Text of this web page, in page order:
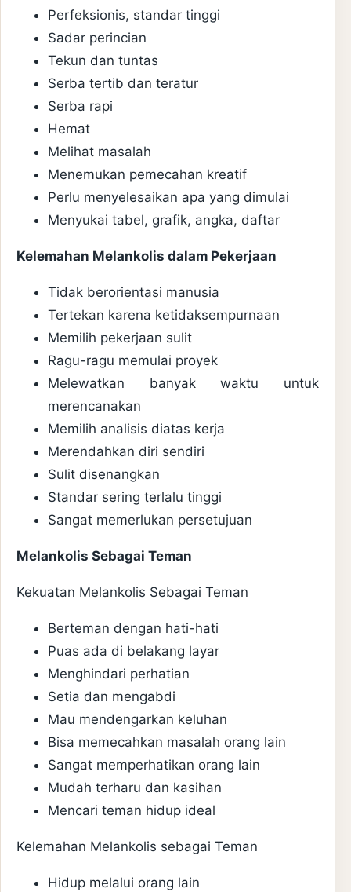
Perfeksionis, standar tinggi
Sadar perincian
Tekun dan tuntas
Serba tertib dan teratur
Serba rapi
Hemat
Melihat masalah
Menemukan pemecahan kreatif
Perlu menyelesaikan apa yang dimulai
Menyukai tabel, grafik, angka, daftar
Kelemahan Melankolis dalam Pekerjaan
Tidak berorientasi manusia
Tertekan karena ketidaksempurnaan
Memilih pekerjaan sulit
Ragu-ragu memulai proyek
Melewatkan banyak waktu untuk
merencanakan
Memilih analisis diatas kerja
Merendahkan diri sendiri
Sulit disenangkan
Standar sering terlalu tinggi
Sangat memerlukan persetujuan
Melankolis Sebagai Teman
Kekuatan Melankolis Sebagai Teman
Berteman dengan hati-hati
Puas ada di belakang layar
Menghindari perhatian
Setia dan mengabdi
Mau mendengarkan keluhan
Bisa memecahkan masalah orang lain
Sangat memperhatikan orang lain
Mudah terharu dan kasihan
Mencari teman hidup ideal
Kelemahan Melankolis sebagai Teman
Hidup melalui orang lain